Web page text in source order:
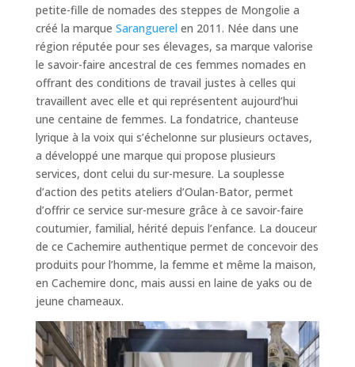
petite-fille de nomades des steppes de Mongolie a
créé la marque Saranguerel en 2011. Née dans une
région réputée pour ses élevages, sa marque valorise
le savoir-faire ancestral de ces femmes nomades en
offrant des conditions de travail justes à celles qui
travaillent avec elle et qui représentent aujourd’hui
une centaine de femmes. La fondatrice, chanteuse
lyrique à la voix qui s’échelonne sur plusieurs octaves,
a développé une marque qui propose plusieurs
services, dont celui du sur-mesure. La souplesse
d’action des petits ateliers d’Oulan-Bator, permet
d’offrir ce service sur-mesure grâce à ce savoir-faire
coutumier, familial, hérité depuis l’enfance. La douceur
de ce Cachemire authentique permet de concevoir des
produits pour l’homme, la femme et même la maison,
en Cachemire donc, mais aussi en laine de yaks ou de
jeune chameaux.